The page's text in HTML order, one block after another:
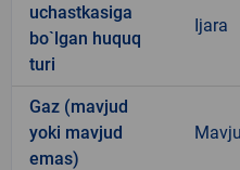
uchastkasiga
bo`lgan huquq
turi
Ijara
Gaz (mavjud
yoki mavjud
emas)